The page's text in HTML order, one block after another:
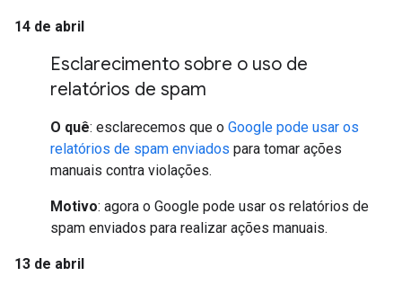
14 de abril
Esclarecimento sobre o uso de
relatórios de spam
O quê: esclarecemos que o Google pode usar os
relatórios de spam enviados para tomar ações
manuais contra violações.
Motivo: agora o Google pode usar os relatórios de
spam enviados para realizar ações manuais.
13 de abril